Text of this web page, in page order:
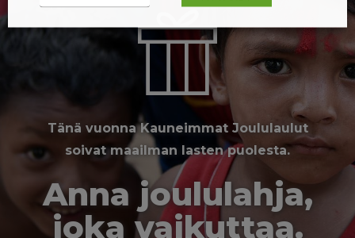
Tänä vuonna Kauneimmat Joululaulut
soivat maailman lasten puolesta.
Anna joululahja,
joka vaikuttaa.